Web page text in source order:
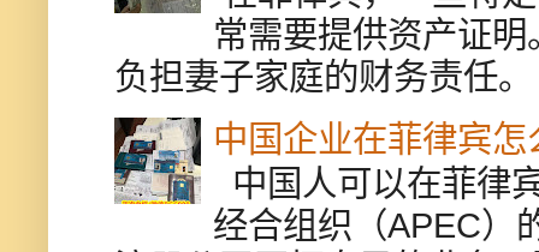
常需要提供资产证
负担妻子家庭的财务责任
中国企业在菲律宾怎
中国人可以在菲律
经合组织（APEC）